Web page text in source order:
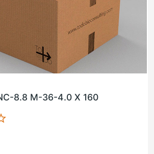
8.8 M-36-4.0 X 160